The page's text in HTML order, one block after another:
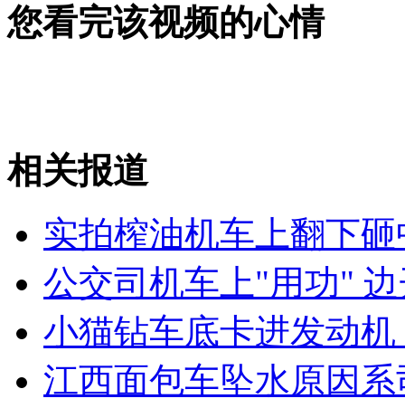
女孩北京地铁殴打老人 痛下狠手拳打脚踢
无痛分娩是否安全 医生回应
您看完该视频的心情
相关报道
实拍榨油机车上翻下
公交司机车上"用功"
小猫钻车底卡进发动
江西面包车坠水原因